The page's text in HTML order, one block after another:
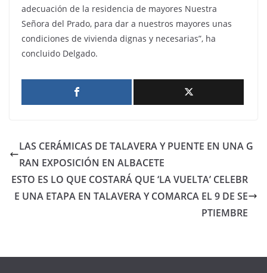
adecuación de la residencia de mayores Nuestra
Señora del Prado, para dar a nuestros mayores unas
condiciones de vivienda dignas y necesarias”, ha
concluido Delgado.
LAS CERÁMICAS DE TALAVERA Y PUENTE EN UNA G
RAN EXPOSICIÓN EN ALBACETE
ESTO ES LO QUE COSTARÁ QUE ‘LA VUELTA’ CELEBR
E UNA ETAPA EN TALAVERA Y COMARCA EL 9 DE SE
PTIEMBRE